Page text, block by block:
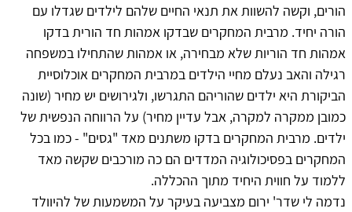
הורים, וקשה להשוות את תנאי החיים שלהם לילדים שגדלו עם
הורה יחיד. מרבית המחקרים שבדקו אמהות חד הורית בדקו
אמהות חד הוריות שלא מבחירה, או אמהות שהתחילו במשפחה
רגילה והאב נעלם מחיי הילדים במרבית המחקרים אוכלוסיית
הביקורת היא ילדים שהוריהם התגרשו, ולגירושים יש מחיר (שונה
כמובן ממקרה למקרה, אבל עדיין מחיר) על הרווחה הנפשית של
ילדים. מרבית המחקרים בדקו משתנים מאד "גסים" - כמו בכל
המחקרים בפסיכולוגיה המדדים הם כה מורכבים שקשה מאד
ללמוד על חווית היחיד מתוך ההכללה.
נדמה לי שדר' ירום מצביעה בעיקר על המשמעות של להיוולד